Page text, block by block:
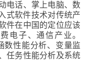
电话、掌上电脑、数
式软件技术对传统产
件在中国的定位应该
电子、通信产业。
数性能分析、变量监
任务性能分析及系统